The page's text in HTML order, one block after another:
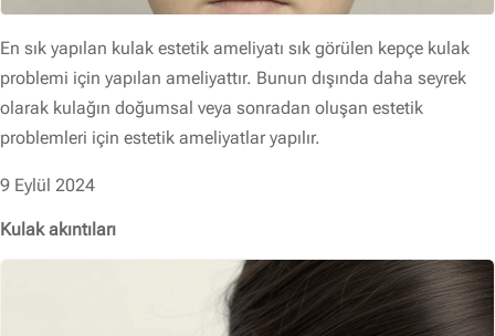
En sık yapılan kulak estetik ameliyatı sık görülen kepçe kulak
problemi için yapılan ameliyattır. Bunun dışında daha seyrek
olarak kulağın doğumsal veya sonradan oluşan estetik
problemleri için estetik ameliyatlar yapılır.
9 Eylül 2024
Kulak akıntıları